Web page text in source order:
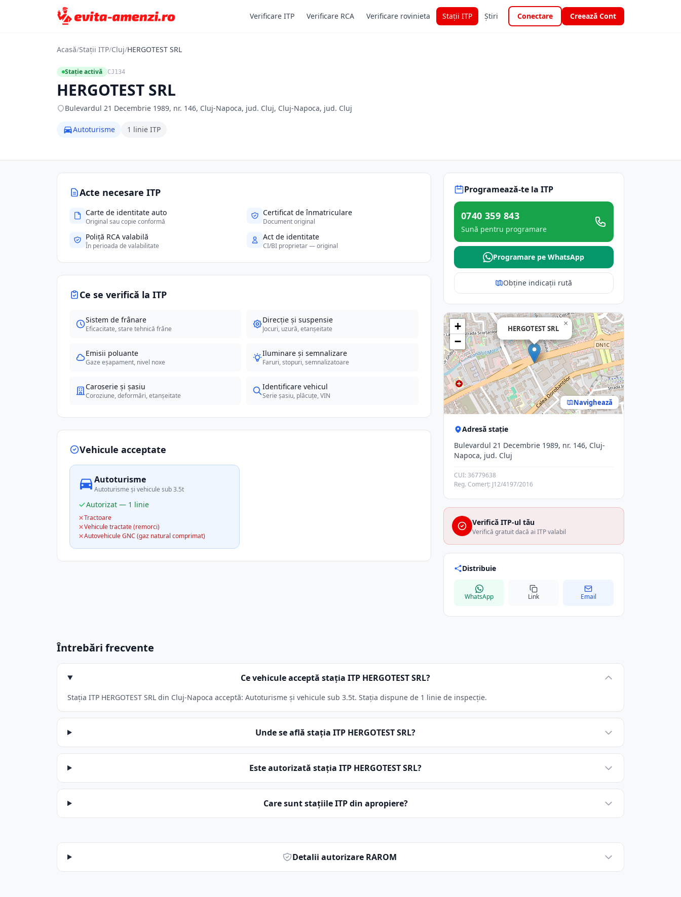
Verificare ITP Verificare RCA Verificare rovinieta Stații ITP Știri Conectare Creează Cont
Acasă/Stații ITP/Cluj/HERGOTEST SRL
Stație activă CJ134
HERGOTEST SRL
Bulevardul 21 Decembrie 1989, nr. 146, Cluj-Napoca, jud. Cluj, Cluj-Napoca, jud. Cluj
Autoturisme 1 linie ITP
Acte necesare ITP
Carte de identitate auto
Original sau copie conformă
Certificat de înmatriculare
Document original
Poliță RCA valabilă
În perioada de valabilitate
Act de identitate
CI/BI proprietar — original
Ce se verifică la ITP
Sistem de frânare
Eficacitate, stare tehnică frâne
Direcție și suspensie
Jocuri, uzură, etanșeitate
Emisii poluante
Gaze eșapament, nivel noxe
Iluminare și semnalizare
Faruri, stopuri, semnalizatoare
Caroserie și șasiu
Coroziune, deformări, etanșeitate
Identificare vehicul
Serie șasiu, plăcuțe, VIN
Vehicule acceptate
Autoturisme
Autoturisme și vehicule sub 3.5t
Autorizat — 1 linie
Tractoare
Vehicule tractate (remorci)
Autovehicule GNC (gaz natural comprimat)
Programează-te la ITP
0740 359 843
Sună pentru programare
Programare pe WhatsApp
Obține indicații rută
HERGOTEST SRL
×
+
−
Navighează
Adresă stație
Bulevardul 21 Decembrie 1989, nr. 146, Cluj-
Napoca, jud. Cluj
CUI: 36779638
Reg. Comerț: J12/4197/2016
Verifică ITP-ul tău
Verifică gratuit dacă ai ITP valabil
Distribuie
WhatsApp Link Email
Întrebări frecvente
Ce vehicule acceptă stația ITP HERGOTEST SRL?
Stația ITP HERGOTEST SRL din Cluj-Napoca acceptă: Autoturisme și vehicule sub 3.5t. Stația dispune de 1 linie de inspecție.
Unde se află stația ITP HERGOTEST SRL?
Este autorizată stația ITP HERGOTEST SRL?
Care sunt stațiile ITP din apropiere?
Detalii autorizare RAROM